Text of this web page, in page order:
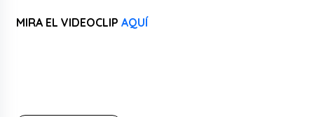
MIRA EL VIDEOCLIPAQUÍ